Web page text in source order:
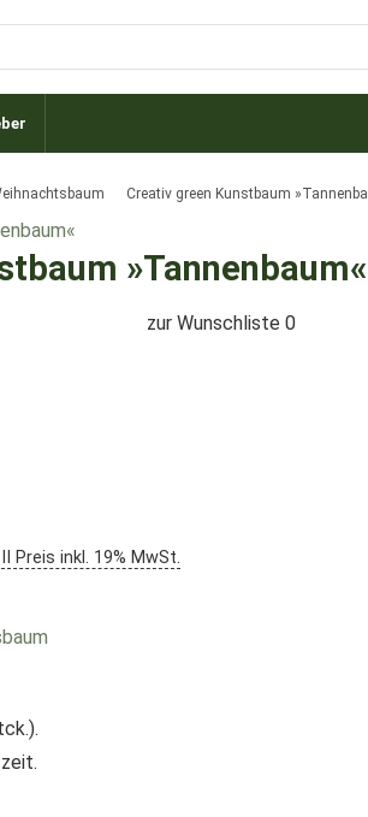
Creativ green Kunstbaum
»Tannenbaum«
zur Wunschliste 0
II Preis inkl. 19% MwSt.